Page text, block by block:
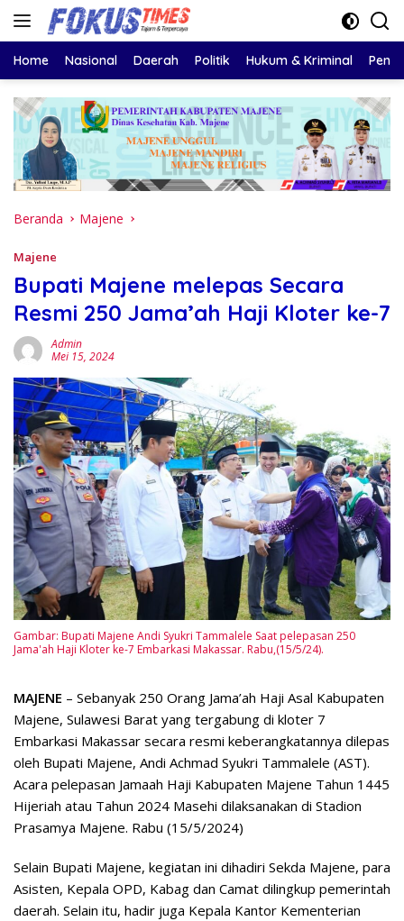
Langsung
Home Nasional Daerah Politik Hukum & Kriminal
Beranda Majene
Majene
Bupati Majene melepas Secara
Resmi 250 Jama’ah Haji Kloter ke-7
Admin
Mei 15, 2024
Gambar: Bupati Majene Andi Syukri Tammalele Saat pelepasan 250
Jama'ah Haji Kloter ke-7 Embarkasi Makassar. Rabu,(15/5/24).
MAJENE – Sebanyak 250 Orang Jama’ah Haji Asal Kabupaten
Majene, Sulawesi Barat yang tergabung di kloter 7
Embarkasi Makassar secara resmi keberangkatannya dilepas
oleh Bupati Majene, Andi Achmad Syukri Tammalele (AST).
Acara pelepasan Jamaah Haji Kabupaten Majene Tahun 1445
Hijeriah atau Tahun 2024 Masehi dilaksanakan di Stadion
Prasamya Majene. Rabu (15/5/2024)
Selain Bupati Majene, kegiatan ini dihadiri Sekda Majene, para
Asisten, Kepala OPD, Kabag dan Camat dilingkup pemerintah
daerah. Selain itu, hadir juga Kepala Kantor Kementerian